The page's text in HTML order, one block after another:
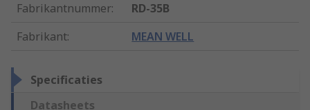
Fabrikantnummer:
RD-35B
Fabrikant: MEAN WELL
Specificaties
Datasheets